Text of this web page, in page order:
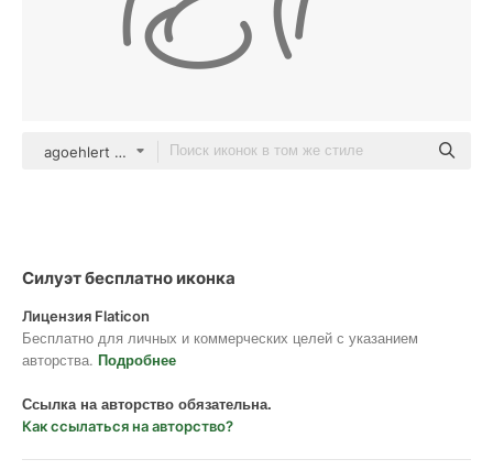
agoehlert outline
Силуэт бесплатно иконка
Лицензия Flaticon
Бесплатно для личных и коммерческих целей с указанием
авторства. Подробнее
Ссылка на авторство обязательна.
Как ссылаться на авторство?